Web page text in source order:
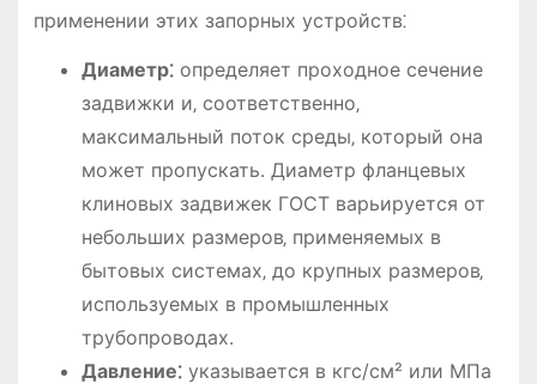
применении этих запорных устройств⁚
Диаметр⁚определяет проходное сечение
задвижки и‚ соответственно‚
максимальный поток среды‚ который она
может пропускать․ Диаметр фланцевых
клиновых задвижек ГОСТ варьируется от
небольших размеров‚ применяемых в
бытовых системах‚ до крупных размеров‚
используемых в промышленных
трубопроводах․
Давление⁚указывается в кгс/см² или МПа